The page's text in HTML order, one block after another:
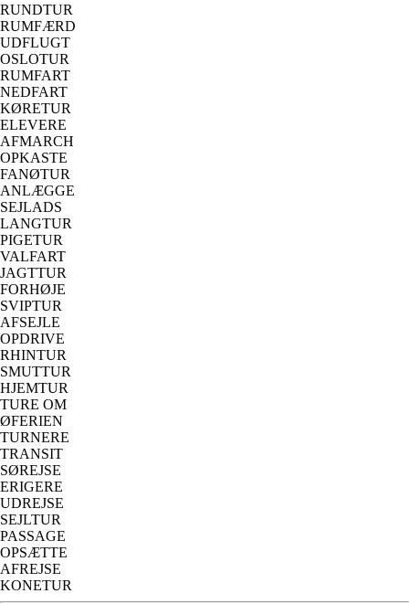
RUNDTUR
RUMFÆRD
UDFLUGT
OSLOTUR
RUMFART
NEDFART
KØRETUR
ELEVERE
AFMARCH
OPKASTE
FANØTUR
ANLÆGGE
SEJLADS
LANGTUR
PIGETUR
VALFART
JAGTTUR
FORHØJE
SVIPTUR
AFSEJLE
OPDRIVE
RHINTUR
SMUTTUR
HJEMTUR
TURE OM
ØFERIEN
TURNERE
TRANSIT
SØREJSE
ERIGERE
UDREJSE
SEJLTUR
PASSAGE
OPSÆTTE
AFREJSE
KONETUR